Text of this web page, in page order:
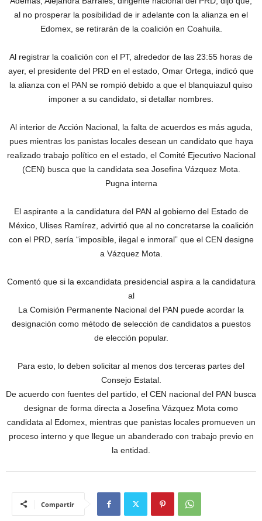
al no prosperar la posibilidad de ir adelante con la alianza en el
Edomex, se retirarán de la coalición en Coahuila.
Al registrar la coalición con el PT, alrededor de las 23:55 horas de
ayer, el presidente del PRD en el estado, Omar Ortega, indicó que
la alianza con el PAN se rompió debido a que el blanquiazul quiso
imponer a su candidato, si detallar nombres.
Al interior de Acción Nacional, la falta de acuerdos es más aguda,
pues mientras los panistas locales desean un candidato que haya
realizado trabajo político en el estado, el Comité Ejecutivo Nacional
(CEN) busca que la candidata sea Josefina Vázquez Mota.
Pugna interna
El aspirante a la candidatura del PAN al gobierno del Estado de
México, Ulises Ramírez, advirtió que al no concretarse la coalición
con el PRD, sería “imposible, ilegal e inmoral” que el CEN designe
a Vázquez Mota.
Comentó que si la excandidata presidencial aspira a la candidatura
al
La Comisión Permanente Nacional del PAN puede acordar la
designación como método de selección de candidatos a puestos
de elección popular.
Para esto, lo deben solicitar al menos dos terceras partes del
Consejo Estatal.
De acuerdo con fuentes del partido, el CEN nacional del PAN busca
designar de forma directa a Josefina Vázquez Mota como
candidata al Edomex, mientras que panistas locales promueven un
proceso interno y que llegue un abanderado con trabajo previo en
la entidad.
Compartir